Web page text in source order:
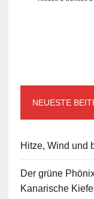
NEUESTE
Hitze, Wind und
Der grüne
Kanarische